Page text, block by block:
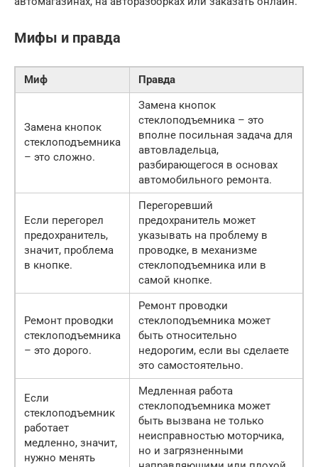
Мифы и правда
Миф Правда
Замена кнопок
стеклоподъемника
– это сложно.
Замена кнопок
стеклоподъемника – это
вполне посильная задача для
автовладельца,
разбирающегося в основах
автомобильного ремонта.
Если перегорел
предохранитель,
значит, проблема
в кнопке.
Перегоревший
предохранитель может
указывать на проблему в
проводке, в механизме
стеклоподъемника или в
самой кнопке.
Ремонт проводки
стеклоподъемника
– это дорого.
Ремонт проводки
стеклоподъемника может
быть относительно
недорогим, если вы сделаете
это самостоятельно.
Если
стеклоподъемник
работает
медленно, значит,
нужно менять
Медленная работа
стеклоподъемника может
быть вызвана не только
неисправностью моторчика,
но и загрязненными